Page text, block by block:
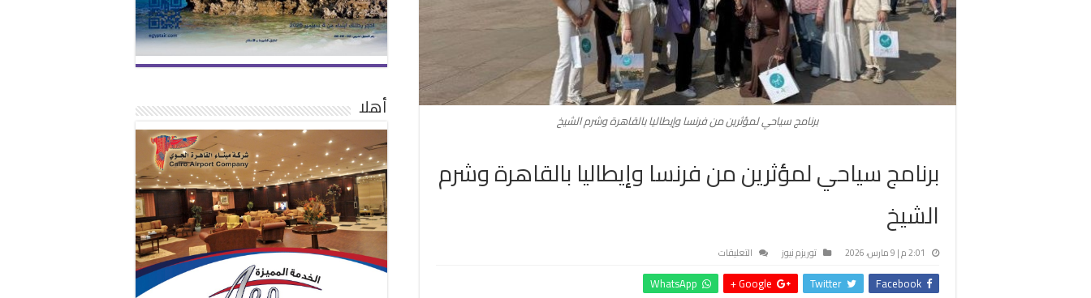
برنامج سياحي لمؤثرين من فرنسا وإيطاليا بالقاهرة وشرم الشيخ
برنامج سياحي لمؤثرين من فرنسا وإيطاليا بالقاهرة وشرم
الشيخ
2:01 م | 9 مارس، 2026 توريزم نيوز التعليقات
سياحي
Facebook
Twitter
Google +
WhatsApp
أهلا